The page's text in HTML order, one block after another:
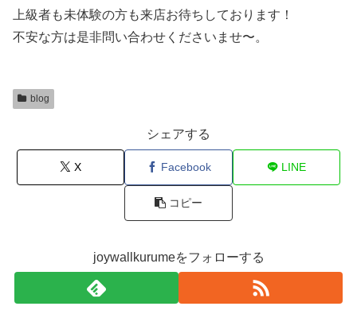
上級者も未体験の方も来店お待ちしております！
不安な方は是非問い合わせくださいませ〜。
blog
シェアする
X Facebook LINE
コピー
joywallkurumeをフォローする